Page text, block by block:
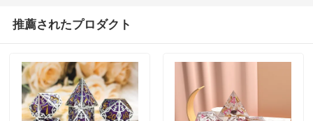
推薦されたプロダクト